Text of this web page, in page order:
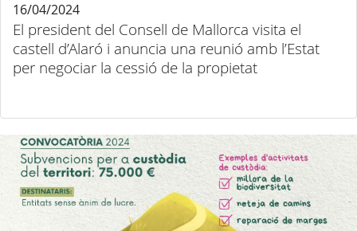
El president del Consell de Mallorca visita el
castell d’Alaró i anuncia una reunió amb l’Estat
per negociar la cessió de la propietat
16/04/2024